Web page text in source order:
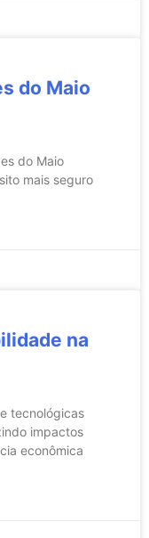
do Maio
do Maio
mais seguro
na
tecnológicas
impactos
econômica